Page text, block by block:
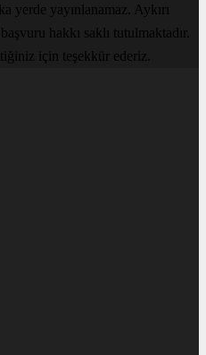
yerde yayınlanamaz. Aykırı
hakkı saklı tutulmaktadır.
için teşekkür ederiz.